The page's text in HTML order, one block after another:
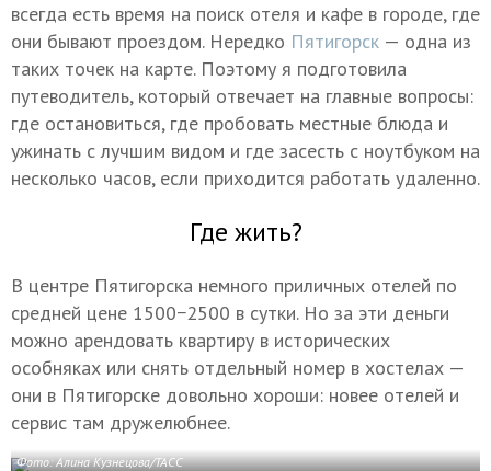
всегда есть время на поиск отеля и кафе в городе, где
они бывают проездом. Нередко Пятигорск — одна из
таких точек на карте. Поэтому я подготовила
путеводитель, который отвечает на главные вопросы:
где остановиться, где пробовать местные блюда и
ужинать с лучшим видом и где засесть с ноутбуком на
несколько часов, если приходится работать удаленно.
Где жить?
В центре Пятигорска немного приличных отелей по
средней цене 1500−2500 в сутки. Но за эти деньги
можно арендовать квартиру в исторических
особняках или снять отдельный номер в хостелах —
они в Пятигорске довольно хороши: новее отелей и
сервис там дружелюбнее.
Фото: Алина Кузнецова/ТАСС